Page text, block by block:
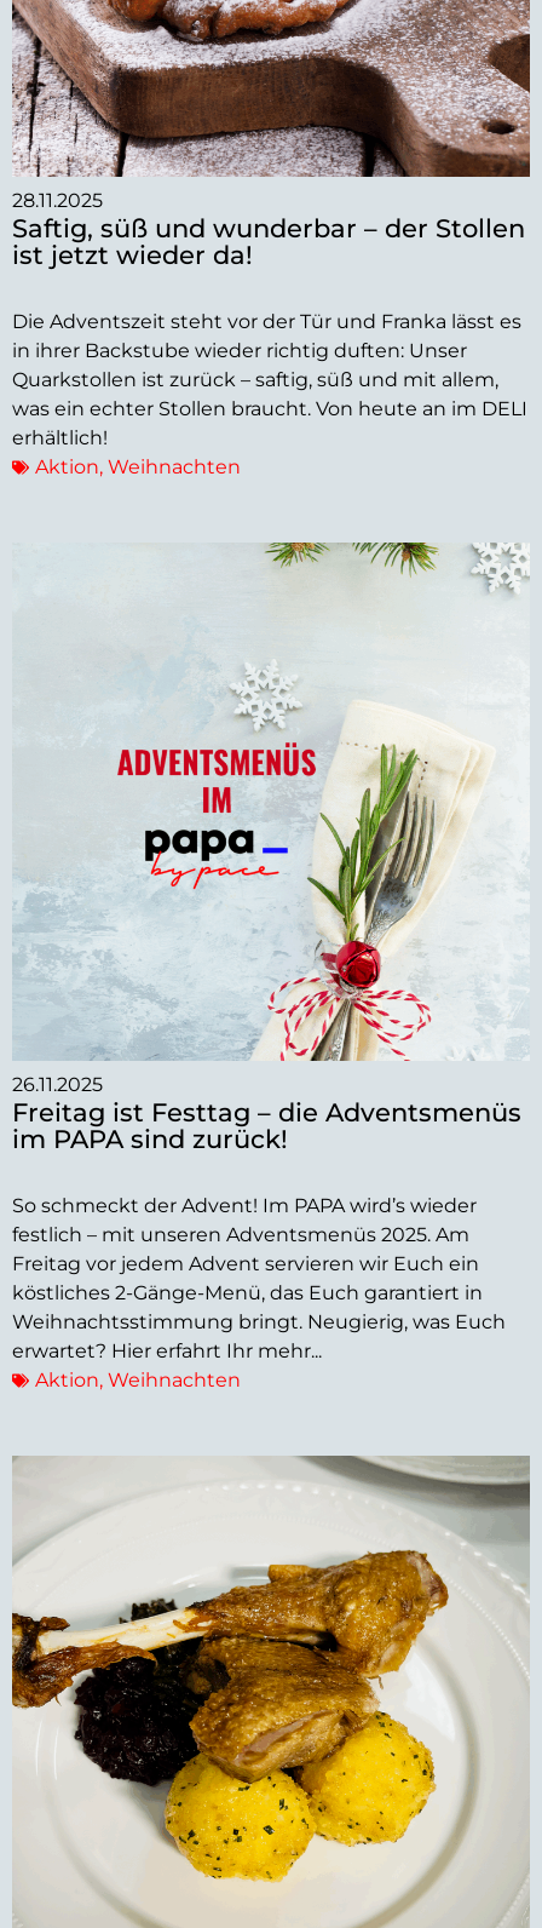
28.11.2025
Saftig, süß und wunderbar – der Stollen
ist jetzt wieder da!
Die Adventszeit steht vor der Tür und Franka lässt es
in ihrer Backstube wieder richtig duften: Unser
Quarkstollen ist zurück – saftig, süß und mit allem,
was ein echter Stollen braucht. Von heute an im DELI
erhältlich!
Aktion, Weihnachten
26.11.2025
Freitag ist Festtag – die Adventsmenüs
im PAPA sind zurück!
So schmeckt der Advent! Im PAPA wird’s wieder
festlich – mit unseren Adventsmenüs 2025. Am
Freitag vor jedem Advent servieren wir Euch ein
köstliches 2-Gänge-Menü, das Euch garantiert in
Weihnachtsstimmung bringt. Neugierig, was Euch
erwartet? Hier erfahrt Ihr mehr...
Aktion, Weihnachten